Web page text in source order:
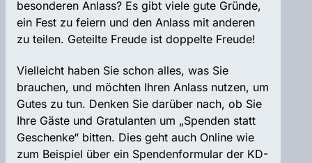
besonderen Anlass? Es gibt viele gute Gründe,
ein Fest zu feiern und den Anlass mit anderen
zu teilen. Geteilte Freude ist doppelte Freude!
Vielleicht haben Sie schon alles, was Sie
brauchen, und möchten Ihren Anlass nutzen, um
Gutes zu tun. Denken Sie darüber nach, ob Sie
Ihre Gäste und Gratulanten um „Spenden statt
Geschenke“ bitten. Dies geht auch Online wie
zum Beispiel über ein Spendenformular der KD-